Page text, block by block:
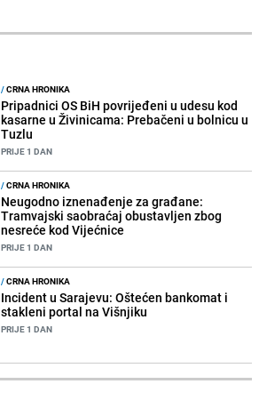
/CRNA HRONIKA
Pripadnici OS BiH povrijeđeni u udesu kod
kasarne u Živinicama: Prebačeni u bolnicu u
Tuzlu
PRIJE 1 DAN
/CRNA HRONIKA
Neugodno iznenađenje za građane:
Tramvajski saobraćaj obustavljen zbog
nesreće kod Vijećnice
PRIJE 1 DAN
/CRNA HRONIKA
Incident u Sarajevu: Oštećen bankomat i
stakleni portal na Višnjiku
PRIJE 1 DAN